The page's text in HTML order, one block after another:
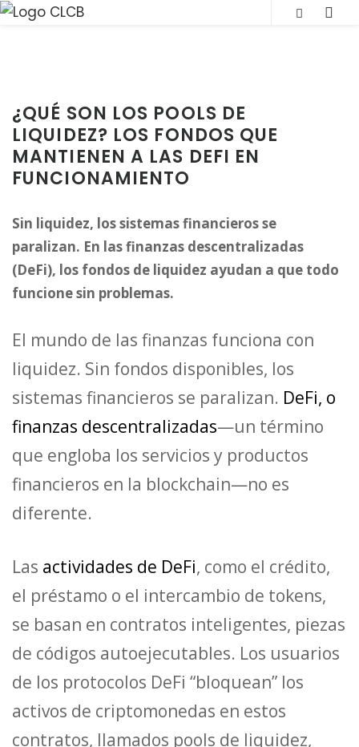
S
¿QUÉ SON LOS POOLS DE
LIQUIDEZ? LOS FONDOS QUE
MANTIENEN A LAS DEFI EN
FUNCIONAMIENTO
Sin liquidez, los sistemas financieros se
paralizan. En las finanzas descentralizadas
(DeFi), los fondos de liquidez ayudan a que todo
funcione sin problemas.
El mundo de las finanzas funciona con
liquidez. Sin fondos disponibles, los
sistemas financieros se paralizan. DeFi, o
finanzas descentralizadas—un término
que engloba los servicios y productos
financieros en la blockchain—no es
diferente.
Las actividades de DeFi, como el crédito,
el préstamo o el intercambio de tokens,
se basan en contratos inteligentes, piezas
de códigos autoejecutables. Los usuarios
de los protocolos DeFi “bloquean” los
activos de criptomonedas en estos
contratos, llamados pools de liquidez,